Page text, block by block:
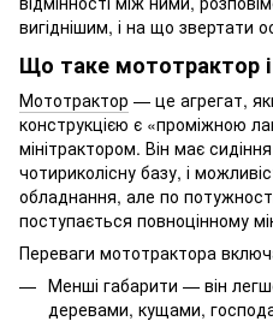
вигіднішим, і на що звертати
Що таке мототрактор і
Мототрактор — це агрегат,
конструкцією є «проміжною
мінітрактором. Він має
чотириколісну базу, і
обладнання, але по
поступається повноцінному
Переваги мототрактора
Менші габарити — він
деревами, кущами,